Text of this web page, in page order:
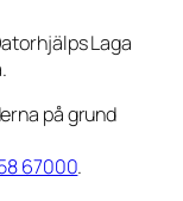
Laga
på grund
67000.